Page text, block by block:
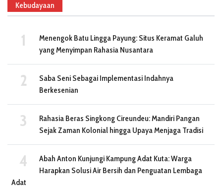
Kebudayaan
Menengok Batu Lingga Payung: Situs Keramat Galuh
yang Menyimpan Rahasia Nusantara
Saba Seni Sebagai Implementasi Indahnya
Berkesenian
Rahasia Beras Singkong Cireundeu: Mandiri Pangan
Sejak Zaman Kolonial hingga Upaya Menjaga Tradisi
Abah Anton Kunjungi Kampung Adat Kuta: Warga
Harapkan Solusi Air Bersih dan Penguatan Lembaga
Adat